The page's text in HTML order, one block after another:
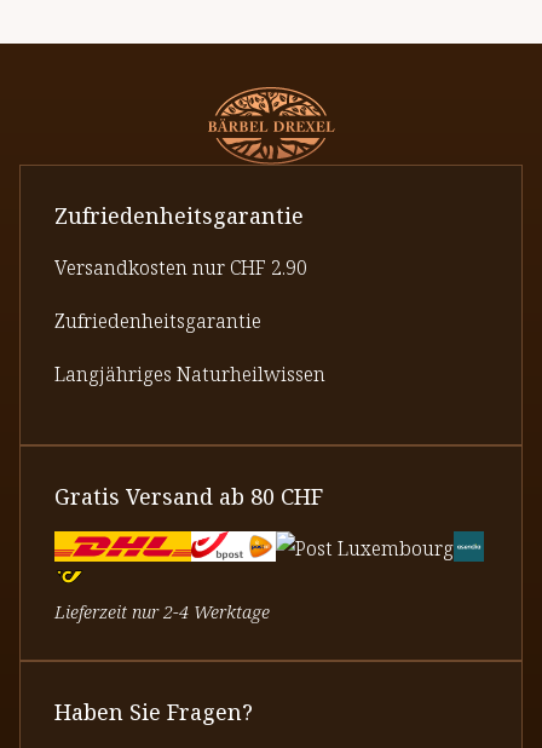
Zufriedenheitsgarantie
Versandkosten nur CHF 2.90
Zufriedenheitsgarantie
Langjähriges Naturheilwissen
Gratis Versand ab 80 CHF
Lieferzeit nur 2-4 Werktage
Haben Sie Fragen?